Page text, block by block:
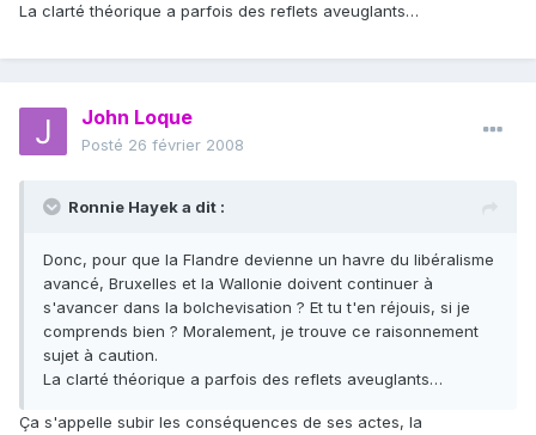
La clarté théorique a parfois des reflets aveuglants…
John Loque
Posté 26 février 2008
Ronnie Hayek a dit :
Donc, pour que la Flandre devienne un havre du libéralisme
avancé, Bruxelles et la Wallonie doivent continuer à
s'avancer dans la bolchevisation ? Et tu t'en réjouis, si je
comprends bien ? Moralement, je trouve ce raisonnement
sujet à caution.
La clarté théorique a parfois des reflets aveuglants…
Ça s'appelle subir les conséquences de ses actes, la